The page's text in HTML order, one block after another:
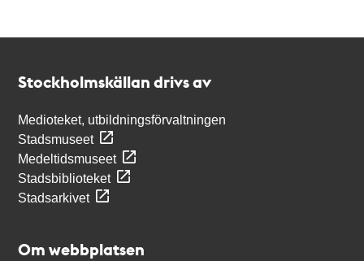
Stockholmskällan drivs av
Medioteket, utbildningsförvaltningen
Stadsmuseet
Medeltidsmuseet
Stadsbiblioteket
Stadsarkivet
Om webbplatsen